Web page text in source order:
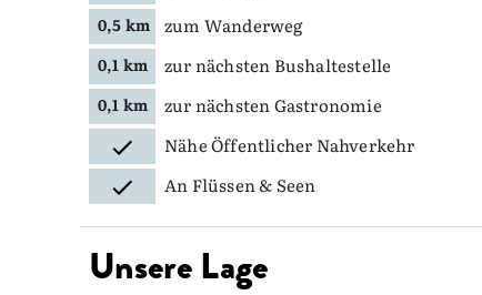
0,5 km zum Wanderweg
0,1 km zur nächsten Bushaltestelle
0,1 km zur nächsten Gastronomie
Nähe Öffentlicher Nahverkehr
An Flüssen & Seen
Unsere Lage